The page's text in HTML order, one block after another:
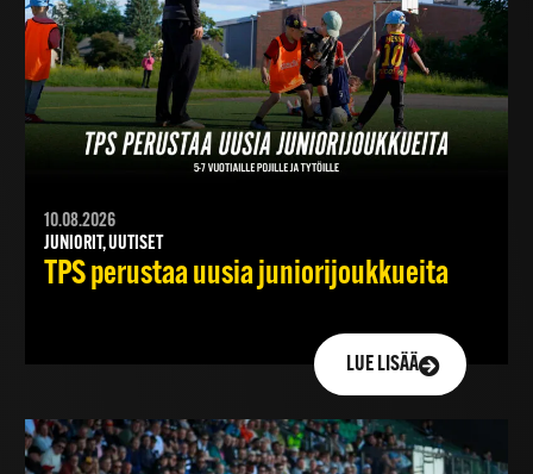
10.08.2026
JUNIORIT, UUTISET
TPS perustaa uusia juniorijoukkueita
LUE LISÄÄ